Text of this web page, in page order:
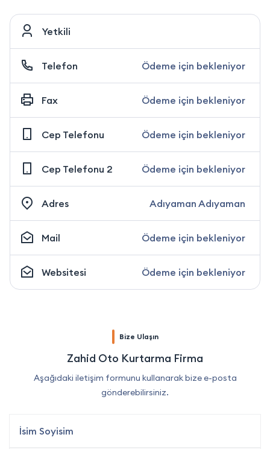
Yetkili
Telefon Ödeme için bekleniyor
Fax Ödeme için bekleniyor
Cep Telefonu Ödeme için bekleniyor
Cep Telefonu 2 Ödeme için bekleniyor
Adres Adıyaman Adıyaman
Mail Ödeme için bekleniyor
Websitesi Ödeme için bekleniyor
Bize Ulaşın
Zahid Oto Kurtarma Firma
Aşağıdaki iletişim formunu kullanarak bize e-posta
gönderebilirsiniz.